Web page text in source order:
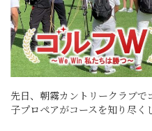
先日、朝霧カントリークラブ
子プロペアがコースを知り尽